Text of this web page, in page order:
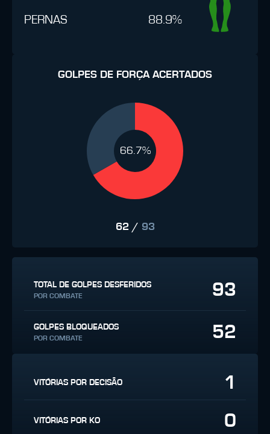
PERNAS 88.9%
GOLPES DE FORÇA ACERTADOS
66.7%
62 / 93
TOTAL DE GOLPES DESFERIDOS
POR COMBATE 93
GOLPES BLOQUEADOS
POR COMBATE 52
VITÓRIAS POR DECISÃO 1
VITÓRIAS POR KO 0